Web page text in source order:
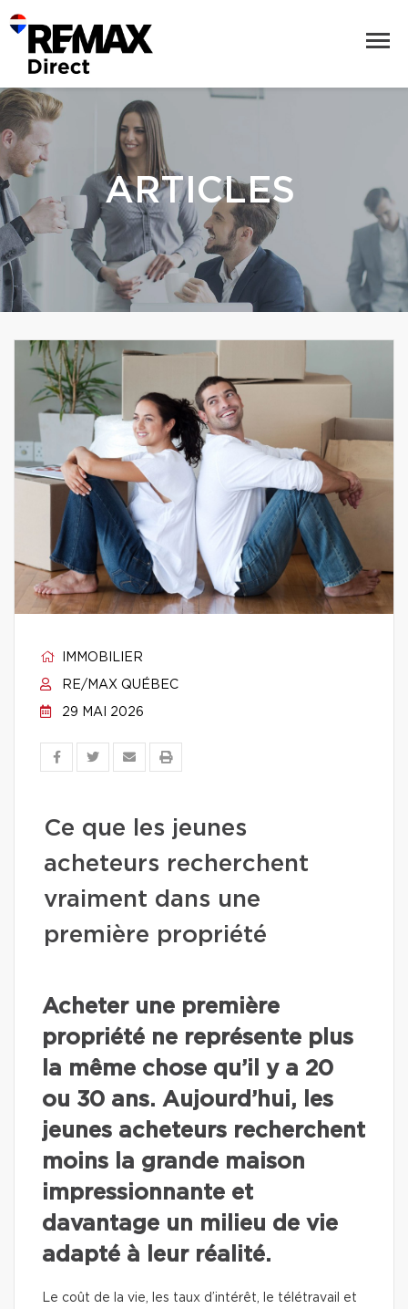
ARTICLES
IMMOBILIER
RE/MAX QUÉBEC
29 MAI 2026
Ce que les jeunes
acheteurs recherchent
vraiment dans une
première propriété
Acheter une première
propriété ne représente plus
la même chose qu’il y a 20
ou 30 ans. Aujourd’hui, les
jeunes acheteurs recherchent
moins la grande maison
impressionnante et
davantage un milieu de vie
adapté à leur réalité.
Le coût de la vie, les taux d’intérêt, le télétravail et